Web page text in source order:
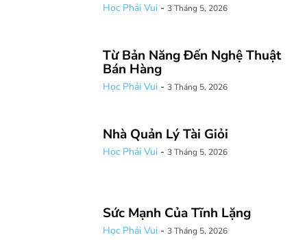
Học Phải Vui - 3 Tháng 5, 2026
Từ Bản Năng Đến Nghệ Thuật
Bán Hàng
Học Phải Vui - 3 Tháng 5, 2026
Nhà Quản Lý Tài Giỏi
Học Phải Vui - 3 Tháng 5, 2026
Sức Mạnh Của Tĩnh Lặng
Học Phải Vui - 3 Tháng 5, 2026